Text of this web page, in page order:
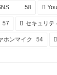
58
57 セキュリテ
ホンマイク 54